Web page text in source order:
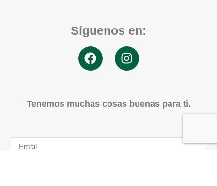
Síguenos en:
Tenemos muchas cosas buenas para ti.